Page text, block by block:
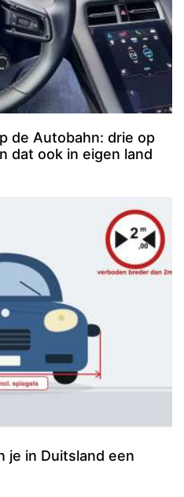
de Autobahn: drie op
dat ook in eigen land
je in Duitsland een